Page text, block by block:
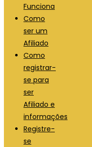
Funciona
Como
ser um
Afiliado
Como
registrar-
se para
ser
Afiliado e
informações
Registre-
se